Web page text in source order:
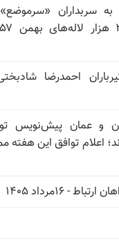
به سربداران
۱۳۶۰ ـ تیرباران احمدرضا
و عمان پیش‌نویس
اعلام توافق این هفته
- ۱۶مرداد ۱۴۰۵